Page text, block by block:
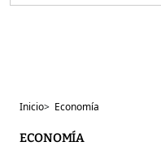
Inicio> Economía
ECONOMÍA